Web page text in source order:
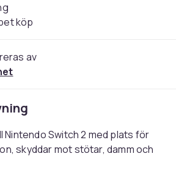
köp
av
Nintendo Switch 2 med plats för
skyddar mot stötar, damm och